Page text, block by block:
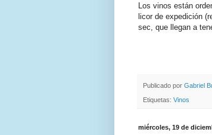
Los vinos están
licor de expedición
sec, que llegan a
Publicado por Gabriel
Etiquetas: Vinos
miércoles, 19 de